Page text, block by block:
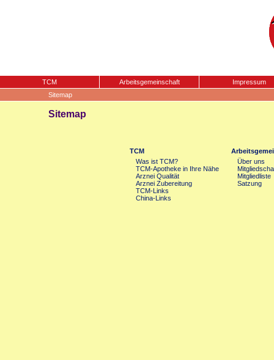
TCM Arbeitsgemeinschaft
Impressum
Sitemap
Sitemap
TCM
Was ist TCM?
TCM-Apotheke in Ihre Nähe
Arznei Qualität
Arznei Zubereitung
TCM-Links
China-Links
Über uns
Mitgliedliste
Satzung